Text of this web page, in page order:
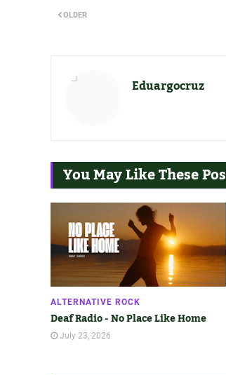
OLDER
Eduargocruz
You May Like These
ALTERNATIVE ROCK
Deaf Radio - No Place Like Home
July 23, 2026